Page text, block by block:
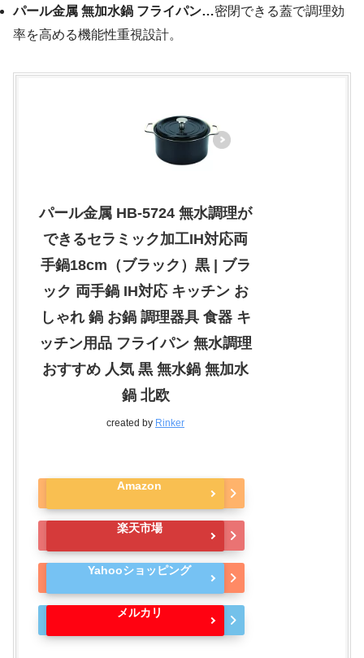
パール金属 無加水鍋 フライパン…密閉できる蓋で調理効
率を高める機能性重視設計。
パール金属 HB-5724 無水調理が
できるセラミック加工IH対応両
手鍋18cm（ブラック）黒 | ブラ
ック 両手鍋 IH対応 キッチン お
しゃれ 鍋 お鍋 調理器具 食器 キ
ッチン用品 フライパン 無水調理
おすすめ 人気 黒 無水鍋 無加水
鍋 北欧
created by Rinker
Amazon
楽天市場
Yahooショッピング
メルカリ